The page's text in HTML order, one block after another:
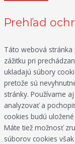
Prehľad
Táto webová stránka
zážitku pri
ukladajú súbory
pretože sú
stránky. Používame
analyzovať a
cookies budú
Máte tiež možnosť
súborov cookies